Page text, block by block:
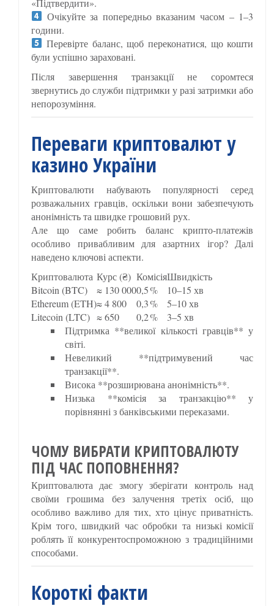
Очікуйте за попередньо вказаним часом – 1–3
години.
Перевірте баланс, щоб переконатися, що кошти
були успішно зараховані.
Після завершення транзакції не соромтеся
звернутись до служби підтримки у разі затримки або
непорозуміння.
Переваги криптовалют у
казино України
Криптовалюти набувають популярності серед
розважальних гравців, оскільки вони забезпечують
анонімність та швидке грошовий рух.
Але що саме робить баланс крипто-платежів
особливо привабливим для азартних ігор? Далі
наведено ключові аспекти.
Криптовалюта Курс (₴) КомісіяШвидкість
Bitcoin (BTC)
≈ 130 0000,5 %
10–15 хв
Ethereum (ETH)≈ 4 800 0,3 %
5–10 хв
Litecoin (LTC) ≈ 650 0,2 %
3–5 хв
Підтримка **великої кількості гравців** у
світі.
Невеликий **підтримувений час
транзакції**.
Висока **розширювана анонімність**.
Низька **комісія за транзакцію** у
порівнянні з банківськими переказами.
ЧОМУ ВИБРАТИ КРИПТОВАЛЮТУ
ПІД ЧАС ПОПОВНЕННЯ?
Криптовалюта дає змогу зберігати контроль над
своїми грошима без залучення третіх осіб, що
особливо важливо для тих, хто цінує приватність.
Крім того, швидкий час обробки та низькі комісії
роблять її конкурентоспроможною з традиційними
способами.
Короткі факти